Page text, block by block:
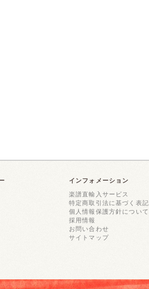
インフォメーション
楽譜直輸入サービス
特定商取引法に基づく表記
個人情報保護方針について
採用情報
お問い合わせ
サイトマップ